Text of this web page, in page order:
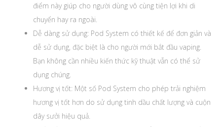
điểm này giúp cho người dùng vô cùng tiện lợi khi di
chuyển hay ra ngoài.
Dễ dàng sử dụng: Pod System có thiết kế để đơn giản và
dễ sử dụng, đặc biệt là cho người mới bắt đầu vaping.
Bạn không cần nhiều kiến thức kỹ thuật vẫn có thể sử
dụng chúng.
Hương vị tốt: Một số Pod System cho phép trải nghiệm
hương vị tốt hơn do sử dụng tinh dầu chất lượng và cuộn
dây sưởi hiệu quả.